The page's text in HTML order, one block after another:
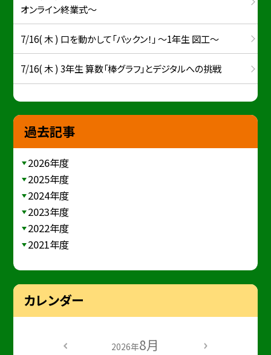
オンライン終業式～
7/16( 木 ) 口を動かして「パックン！」 ～1年生 図工～
7/16( 木 ) 3年生 算数「棒グラフ」とデジタルへの挑戦
過去記事
2026年度
2025年度
2024年度
2023年度
2022年度
2021年度
カレンダー
2026年8月